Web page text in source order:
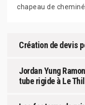
chapeau de
Création de devis
Jordan Yung
tube rigide à Le